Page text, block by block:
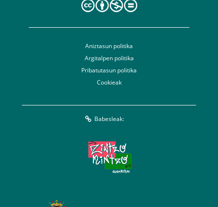
Aniztasun politika
Argitalpen politika
Pribatutasun politika
Cookieak
Babesleak: